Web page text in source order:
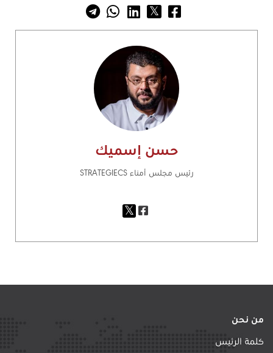
حسن إسميك
رئيس مجلس أمناء STRATEGIECS
من نحن
كلمة الرئيس